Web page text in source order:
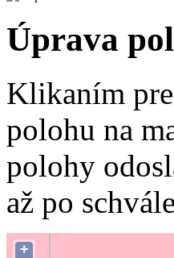
Úprava
Klikaním
polohu na
polohy
až po
+